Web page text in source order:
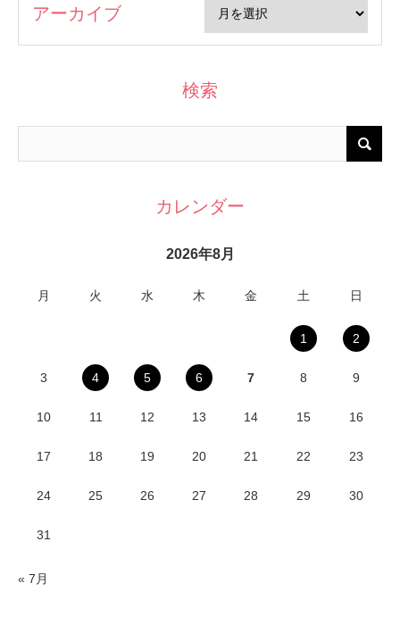
アーカイブ
検索
カレンダー
2026年8月
月 火 水 木 金 土 日
1 2
3 4 5 6 7 8 9
10 11 12 13 14 15 16
17 18 19 20 21 22 23
24 25 26 27 28 29 30
31
« 7月